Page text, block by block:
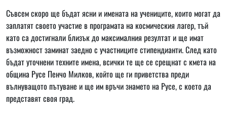
Съвсем скоро ще бъдат ясни и имената на учениците, които могат да
заплатят своето участие в програмата на космическия лагер, тъй
като са достигнали близък до максималния резултат и ще имат
възможност заминат заедно с участниците стипендианти. След като
бъдат уточнени техните имена, всички те ще се срещнат с кмета на
община Русе Пенчо Милков, който ще ги приветства преди
вълнуващото пътуване и ще им връчи знамето на Русе, с което да
представят своя град.